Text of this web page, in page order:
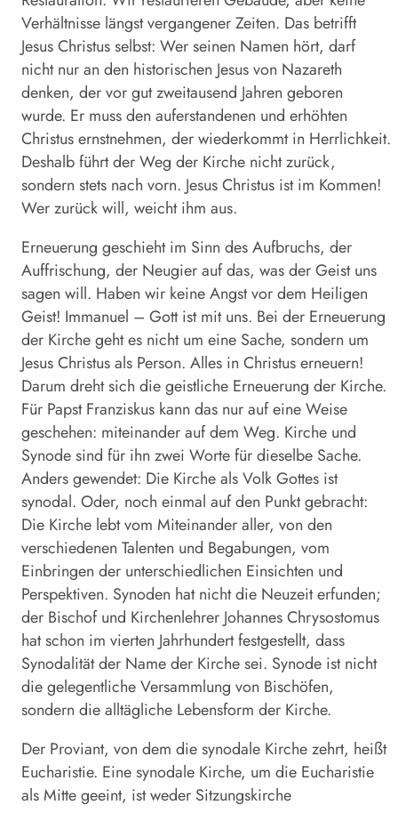
Verhältnisse längst vergangener Zeiten. Das betrifft
Jesus Christus selbst: Wer seinen Namen hört, darf
nicht nur an den historischen Jesus von Nazareth
denken, der vor gut zweitausend Jahren geboren
wurde. Er muss den auferstandenen und erhöhten
Christus ernstnehmen, der wiederkommt in Herrlichkeit.
Deshalb führt der Weg der Kirche nicht zurück,
sondern stets nach vorn. Jesus Christus ist im Kommen!
Wer zurück will, weicht ihm aus.
Erneuerung geschieht im Sinn des Aufbruchs, der
Auffrischung, der Neugier auf das, was der Geist uns
sagen will. Haben wir keine Angst vor dem Heiligen
Geist! Immanuel – Gott ist mit uns. Bei der Erneuerung
der Kirche geht es nicht um eine Sache, sondern um
Jesus Christus als Person. Alles in Christus erneuern!
Darum dreht sich die geistliche Erneuerung der Kirche.
Für Papst Franziskus kann das nur auf eine Weise
geschehen: miteinander auf dem Weg. Kirche und
Synode sind für ihn zwei Worte für dieselbe Sache.
Anders gewendet: Die Kirche als Volk Gottes ist
synodal. Oder, noch einmal auf den Punkt gebracht:
Die Kirche lebt vom Miteinander aller, von den
verschiedenen Talenten und Begabungen, vom
Einbringen der unterschiedlichen Einsichten und
Perspektiven. Synoden hat nicht die Neuzeit erfunden;
der Bischof und Kirchenlehrer Johannes Chrysostomus
hat schon im vierten Jahrhundert festgestellt, dass
Synodalität der Name der Kirche sei. Synode ist nicht
die gelegentliche Versammlung von Bischöfen,
sondern die alltägliche Lebensform der Kirche.
Der Proviant, von dem die synodale Kirche zehrt, heißt
Eucharistie. Eine synodale Kirche, um die Eucharistie
als Mitte geeint, ist weder Sitzungskirche